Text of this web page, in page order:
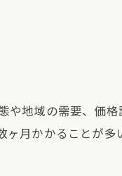
地域の需要、価格
ヶ月かかることが多